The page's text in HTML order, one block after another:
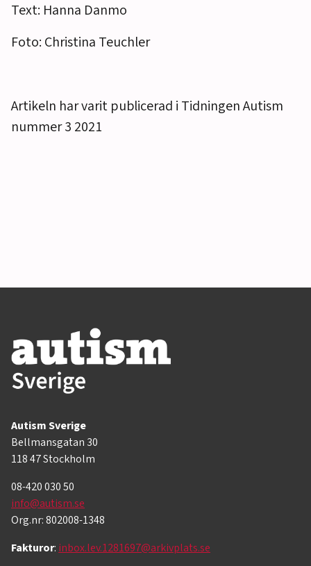
Text: Hanna Danmo
Foto: Christina Teuchler
Artikeln har varit publicerad i Tidningen Autism
nummer 3 2021
Autism Sverige
Bellmansgatan 30
118 47 Stockholm
08-420 030 50
info@autism.se
Org.nr: 802008-1348
Fakturor: inbox.lev.1281697@arkivplats.se